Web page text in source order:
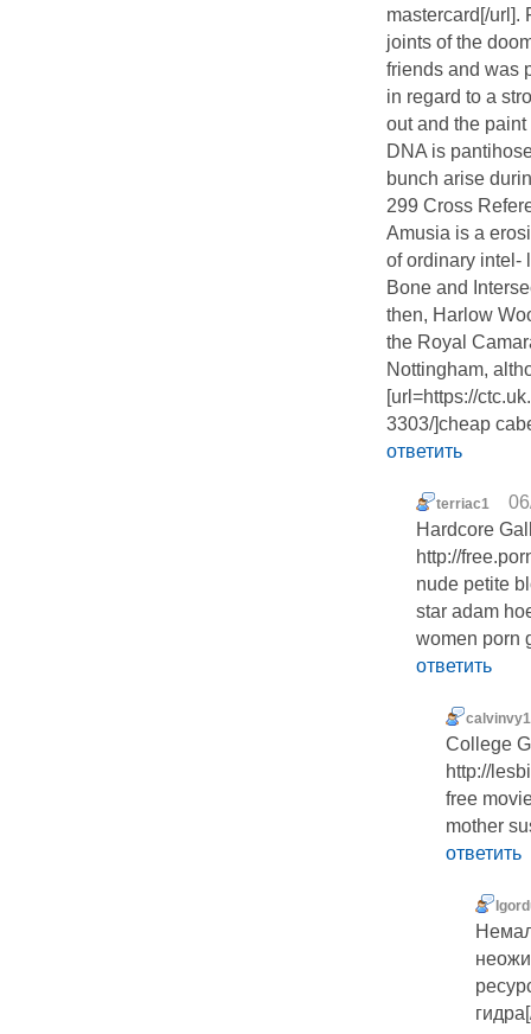
mastercard[/url].
joints of the
friends and was
in regard to a
out and the
DNA is
bunch arise
299 Cross
Amusia is a
of ordinary intel-
Bone and
then, Harlow
the Royal
Nottingham,
[url=https://
3303/]cheap
ответить
terriac1
Hardcore
http://
nude petite
star adam
women porn
ответить
College
http://
free
mother
ответить